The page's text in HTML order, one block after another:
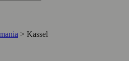
> Kassel